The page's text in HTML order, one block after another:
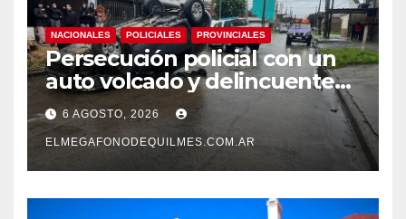
NACIONALES POLICIALES PROVINCIALES
Persecución policial con un
auto volcado y delincuentes
detenidos en San Francisco
Solano
6 AGOSTO, 2026
ELMEGAFONODEQUILMES.COM.AR